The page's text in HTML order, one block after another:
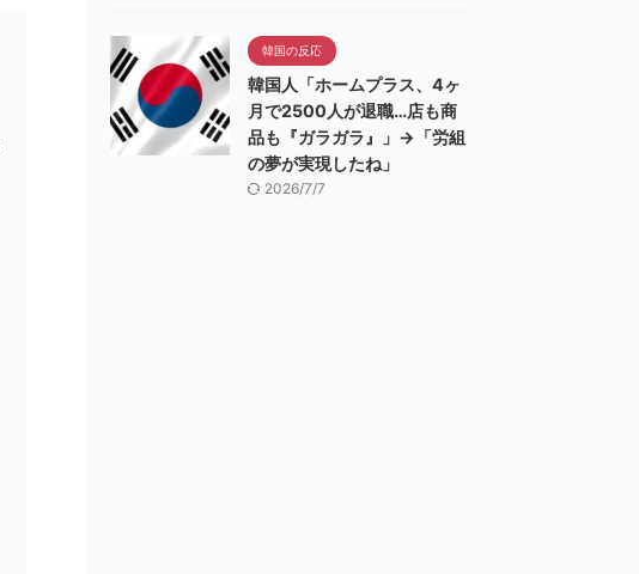
韓国の反応
韓国人「ホームプラス、4ヶ
月で2500人が退職…店も商
品も『ガラガラ』」→「労組
の夢が実現したね」
2026/7/7